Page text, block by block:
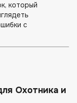
который
с
Охотника и